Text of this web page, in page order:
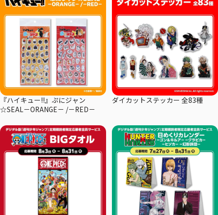
『ハイキュー!!』ぷにジャン
☆SEAL－ORANGE－ /－RED－
ダイカットステッカー 全83種